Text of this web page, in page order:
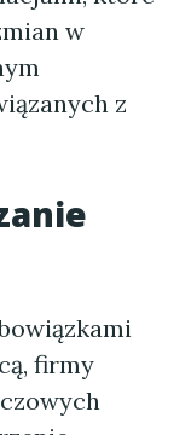
w
z
firmy